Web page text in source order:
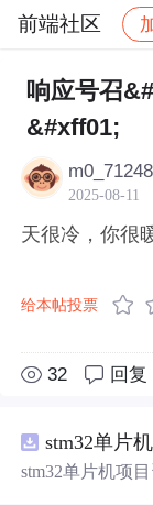
前端社区
社区 前端社
响应号召
&#xff01;
2025-08-11
天很冷，你很
给本帖投票
32 回复
stm32单片机项